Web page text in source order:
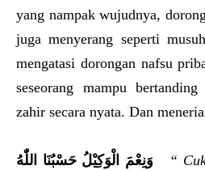
yang nampak wujudnya,
juga menyerang seperti
mengatasi dorongan nafsu
seseorang mampu
zahir secara nyata. Dan
وَنِعْمَ الْوَكِيْلُ حَسْبُنَا اللّٰهُ
“